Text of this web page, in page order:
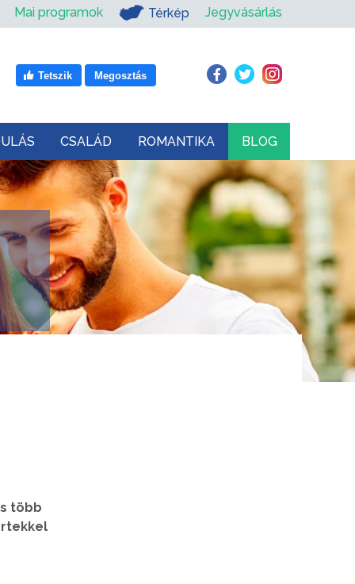
Mai programok Térkép Jegyvásárlás
Tetszik Megosztás
CSALÁD ROMANTIKA BLOG
több